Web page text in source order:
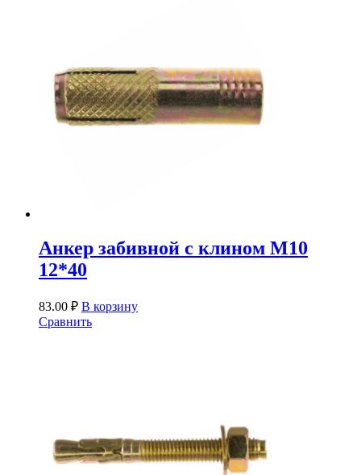
Анкер забивной с клином М10
12*40
83.00 ₽ В корзину
Сравнить